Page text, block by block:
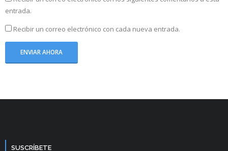
entrada.
Recibir un correo electrónico con cada nueva entrada.
SUSCRÍBETE